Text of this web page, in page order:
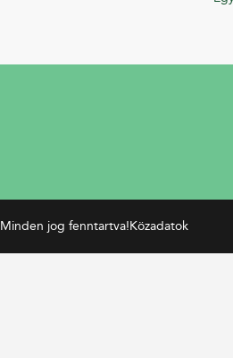
Minden jog fenntartva!Közadatok